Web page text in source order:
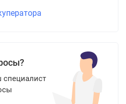
специалист